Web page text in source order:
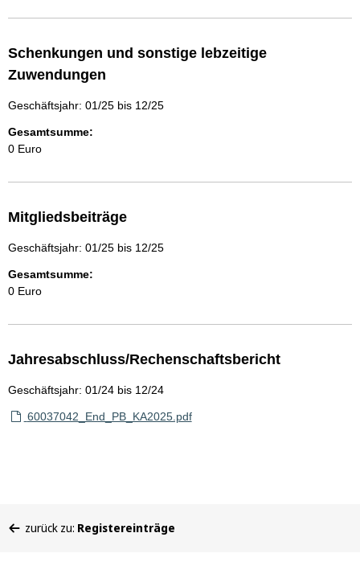
Schenkungen und sonstige lebzeitige
Zuwendungen
Geschäftsjahr: 01/25 bis 12/25
Gesamtsumme:
0 Euro
Mitgliedsbeiträge
Geschäftsjahr: 01/25 bis 12/25
Gesamtsumme:
0 Euro
Jahresabschluss/Rechenschaftsbericht
Geschäftsjahr: 01/24 bis 12/24
60037042_End_PB_KA2025.pdf
befinden
zurück zu: Registereinträge